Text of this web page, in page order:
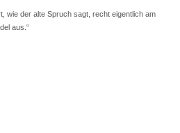
wie der alte Spruch sagt, recht eigentlich am
aus.“